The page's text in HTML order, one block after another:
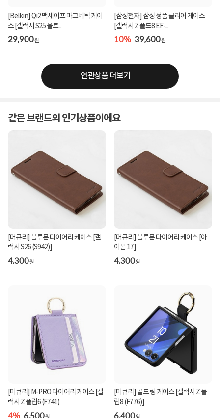
[Belkin] Qi2 맥세이프 마그네틱 케이
스 [갤럭시 S25 울트...
29,900원
[삼성전자] 삼성 정품 클리어 케이스
[갤럭시 Z 폴드8 EF-...
10% 39,600원
연관상품 더보기
같은 브랜드의 인기상품이에요
[머큐리] 블루문 다이어리 케이스 [갤
럭시 S26 (S942)]
4,300원
[머큐리] 블루문 다이어리 케이스 [아
이폰 17]
4,300원
[머큐리] M-PRO 다이어리 케이스 [갤
럭시 Z 플립6 (F741)
4% 6,500
[머큐리] 골드 링 케이스 [갤럭시 Z 플
립8 (F776)]
6,400